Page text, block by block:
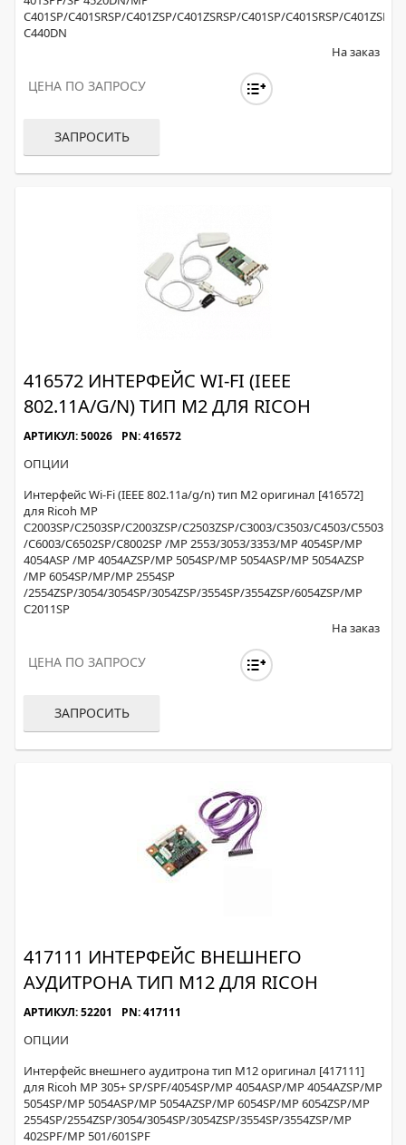
C401SP/C401SRSP/C401ZSP/C401ZSRSP/C401SP/C401SRSP/C401ZSP/
C440DN
На заказ
ЦЕНА ПО ЗАПРОСУ
ЗАПРОСИТЬ
416572 ИНТЕРФЕЙС WI-FI (IEEE
802.11A/G/N) ТИП M2 ДЛЯ RICOH
АРТИКУЛ: 50026 PN: 416572
ОПЦИИ
Интерфейс Wi-Fi (IEEE 802.11a/g/n) тип M2 оригинал [416572]
для Ricoh MP
C2003SP/C2503SP/C2003ZSP/C2503ZSP/C3003/C3503/C4503/C5503
/C6003/C6502SP/C8002SP /MP 2553/3053/3353/MP 4054SP/MP
4054ASP /MP 4054AZSP/MP 5054SP/MP 5054ASP/MP 5054AZSP
/MP 6054SP/MP/MP 2554SP
/2554ZSP/3054/3054SP/3054ZSP/3554SP/3554ZSP/6054ZSP/MP
C2011SP
На заказ
ЦЕНА ПО ЗАПРОСУ
ЗАПРОСИТЬ
417111 ИНТЕРФЕЙС ВНЕШНЕГО
АУДИТРОНА ТИП M12 ДЛЯ RICOH
АРТИКУЛ: 52201 PN: 417111
ОПЦИИ
Интерфейс внешнего аудитрона тип M12 оригинал [417111]
для Ricoh MP 305+ SP/SPF/4054SP/MP 4054ASP/MP 4054AZSP/MP
5054SP/MP 5054ASP/MP 5054AZSP/MP 6054SP/MP 6054ZSP/MP
2554SP/2554ZSP/3054/3054SP/3054ZSP/3554SP/3554ZSP/MP
402SPF/MP 501/601SPF